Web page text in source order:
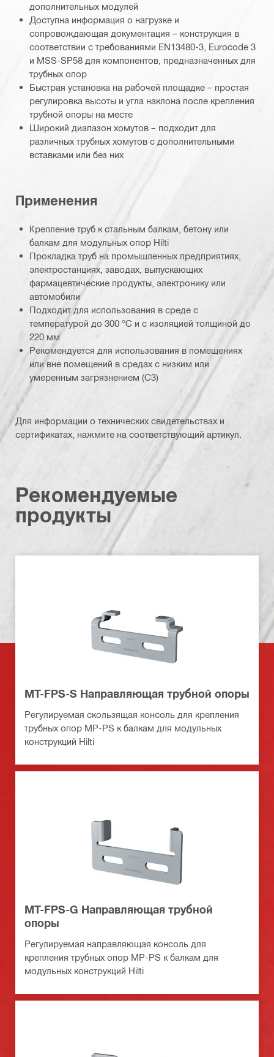
дополнительных модулей
Доступна информация о нагрузке и
сопровождающая документация – конструкция в
соответствии с требованиями EN13480-3, Eurocode 3
и MSS-SP58 для компонентов, предназначенных для
трубных опор
Быстрая установка на рабочей площадке – простая
регулировка высоты и угла наклона после крепления
трубной опоры на месте
Широкий диапазон хомутов – подходит для
различных трубных хомутов с дополнительными
вставками или без них
Применения
Крепление труб к стальным балкам, бетону или
балкам для модульных опор Hilti
Прокладка труб на промышленных предприятиях,
электростанциях, заводах, выпускающих
фармацевтические продукты, электронику или
автомобили
Подходит для использования в среде с
температурой до 300 °C и с изоляцией толщиной до
220 мм
Рекомендуется для использования в помещениях
или вне помещений в средах с низким или
умеренным загрязнением (C3)
Для информации о технических свидетельствах и
сертификатах, нажмите на соответствующий артикул.
Рекомендуемые
продукты
MT-FPS-S Направляющая трубной опоры
Регулируемая скользящая консоль для крепления
трубных опор MP-PS к балкам для модульных
конструкций Hilti
MT-FPS-G Направляющая трубной
опоры
Регулируемая направляющая консоль для
крепления трубных опор MP-PS к балкам для
модульных конструкций Hilti